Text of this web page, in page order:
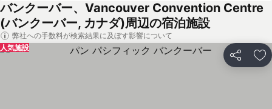
バンクーバー、Vancouver Convention Centre
(バンクーバー, カナダ)周辺の宿泊施設
弊社への手数料が検索結果に及ぼす影響について
シェア お
人気施設